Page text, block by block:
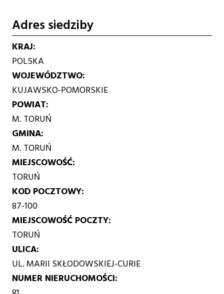
Adres siedziby
KRAJ
POLSKA
WOJEWÓDZTWO
KUJAWSKO-POMORSKIE
POWIAT
M. TORUŃ
GMINA
M. TORUŃ
MIEJSCOWOŚĆ
TORUŃ
KOD POCZTOWY
87-100
MIEJSCOWOŚĆ POCZTY
TORUŃ
ULICA
UL. MARII SKŁODOWSKIEJ-CURIE
NUMER NIERUCHOMOŚCI